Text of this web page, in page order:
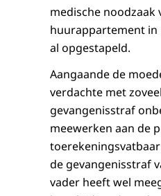
medische
huurappartement in
al opgestapeld.
Aangaande de
verdachte met
gevangenisstraf
meewerken aan de
de gevangenisstraf
vader heeft wel